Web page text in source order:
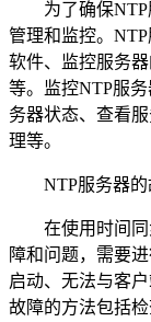
为了确保NTP
管理和监控。
软件、监控服务
等。监控NTP服
务器状态、查看
理等。
NTP服务器的
在使用时间同
障和问题，需要
启动、无法与客
故障的方法包括